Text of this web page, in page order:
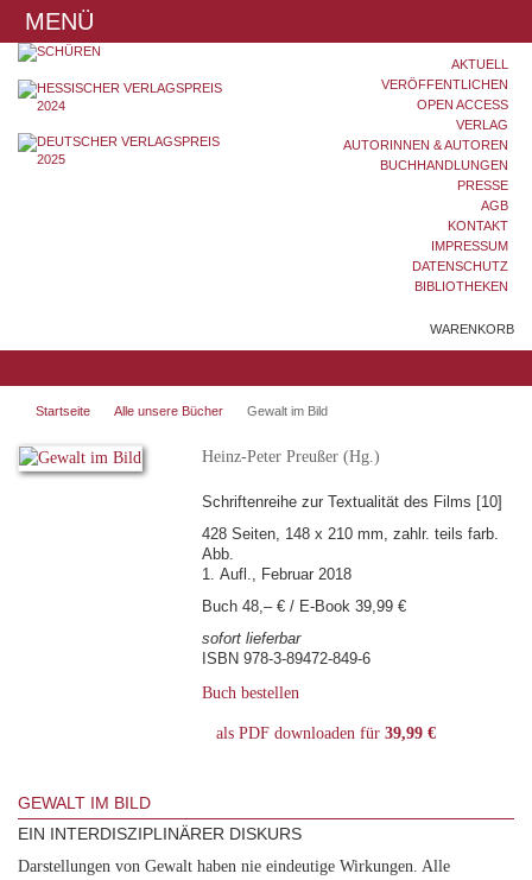
MENÜ
AKTUELL
VERÖFFENTLICHEN
OPEN ACCESS
VERLAG
AUTORINNEN & AUTOREN
BUCHHANDLUNGEN
PRESSE
AGB
KONTAKT
IMPRESSUM
DATENSCHUTZ
BIBLIOTHEKEN
WARENKORB
Startseite Alle unsere Bücher Gewalt im Bild
Heinz-Peter Preußer (Hg.)
Schriftenreihe zur Textualität des Films [10]
428 Seiten, 148 x 210 mm, zahlr. teils farb.
Abb.
1. Aufl., Februar 2018
Buch 48,– € / E-Book 39,99 €
sofort lieferbar
ISBN 978-3-89472-849-6
Buch bestellen
als PDF downloaden für 39,99 €
GEWALT IM BILD
EIN INTERDISZIPLINÄRER DISKURS
Darstellungen von Gewalt haben nie eindeutige Wirkungen. Alle